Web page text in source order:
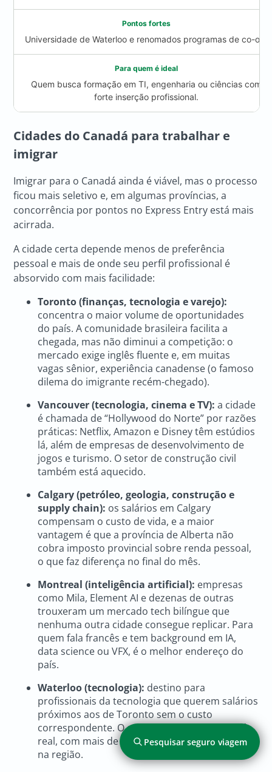
Universidade de Waterloo e renomados programas de co-op.
Quem busca formação em TI, engenharia ou ciências com
forte inserção profissional.
Cidades do Canadá para trabalhar e
imigrar
Imigrar para o Canadá ainda é viável, mas o processo
ficou mais seletivo e, em algumas províncias, a
concorrência por pontos no Express Entry está mais
acirrada.
A cidade certa depende menos de preferência
pessoal e mais de onde seu perfil profissional é
absorvido com mais facilidade:
Toronto (finanças, tecnologia e varejo):
concentra o maior volume de oportunidades
do país. A comunidade brasileira facilita a
chegada, mas não diminui a competição: o
mercado exige inglês fluente e, em muitas
vagas sênior, experiência canadense (o famoso
dilema do imigrante recém-chegado).
Vancouver (tecnologia, cinema e TV): a cidade
é chamada de “Hollywood do Norte” por razões
práticas: Netflix, Amazon e Disney têm estúdios
lá, além de empresas de desenvolvimento de
jogos e turismo. O setor de construção civil
também está aquecido.
Calgary (petróleo, geologia, construção e
supply chain): os salários em Calgary
compensam o custo de vida, e a maior
vantagem é que a província de Alberta não
cobra imposto provincial sobre renda pessoal,
o que faz diferença no final do mês.
Montreal (inteligência artificial): empresas
como Mila, Element AI e dezenas de outras
trouxeram um mercado tech bilíngue que
nenhuma outra cidade consegue replicar. Para
quem fala francês e tem background em IA,
data science ou VFX, é o melhor endereço do
país.
Waterloo (tecnologia): destino para
profissionais da tecnologia que querem salários
próximos aos de Toronto sem o custo
correspondente. O ecossistema de startups é
real, com mais de 1.000 empresas de tecnologia
na região.
Pesquisar seguro viagem